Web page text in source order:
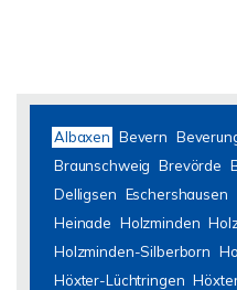
Albaxen Bevern
Braunschweig Brevörde
Delligsen Eschershausen
Heinade Holzminden
Holzminden-Silberborn
Höxter-Lüchtringen